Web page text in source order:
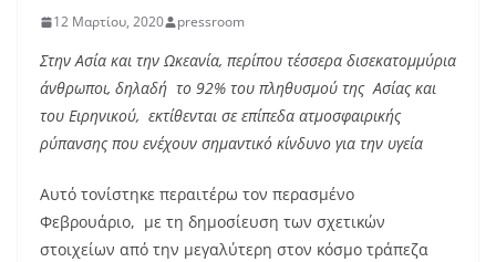
12 Μαρτίου, 2020 pressroom
Στην Ασία και την Ωκεανία, περίπου τέσσερα δισεκατομμύρια
άνθρωποι, δηλαδή το 92% του πληθυσμού της Ασίας και
του Ειρηνικού, εκτίθενται σε επίπεδα ατμοσφαιρικής
ρύπανσης που ενέχουν σημαντικό κίνδυνο για την υγεία
Αυτό τονίστηκε περαιτέρω τον περασμένο
Φεβρουάριο, με τη δημοσίευση των σχετικών
στοιχείων από την μεγαλύτερη στον κόσμο τράπεζα